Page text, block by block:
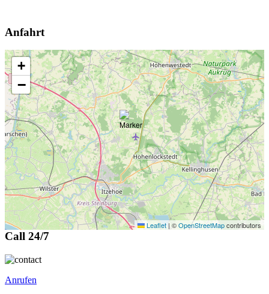
Anfahrt
+
−
Leaflet | ©OpenStreetMapcontributors
Call 24/7
Anrufen